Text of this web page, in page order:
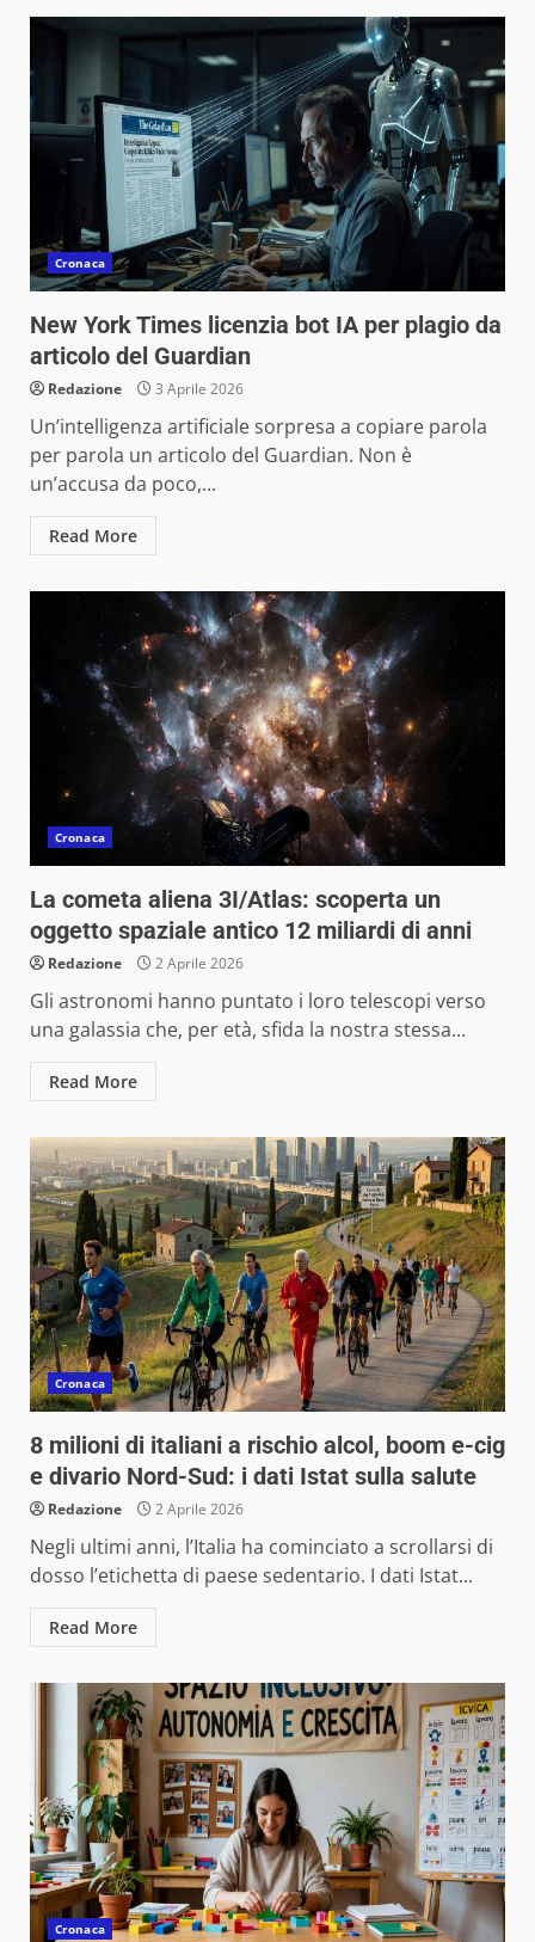
Cronaca
New York Times licenzia bot IA per plagio da
articolo del Guardian
Redazione 3 Aprile 2026
Un’intelligenza artificiale sorpresa a copiare parola
per parola un articolo del Guardian. Non è
un’accusa da poco,...
Read More
Cronaca
La cometa aliena 3I/Atlas: scoperta un
oggetto spaziale antico 12 miliardi di anni
Redazione 2 Aprile 2026
Gli astronomi hanno puntato i loro telescopi verso
una galassia che, per età, sfida la nostra stessa...
Read More
Cronaca
8 milioni di italiani a rischio alcol, boom e-cig
e divario Nord-Sud: i dati Istat sulla salute
Redazione 2 Aprile 2026
Negli ultimi anni, l’Italia ha cominciato a scrollarsi di
dosso l’etichetta di paese sedentario. I dati Istat...
Read More
Cronaca